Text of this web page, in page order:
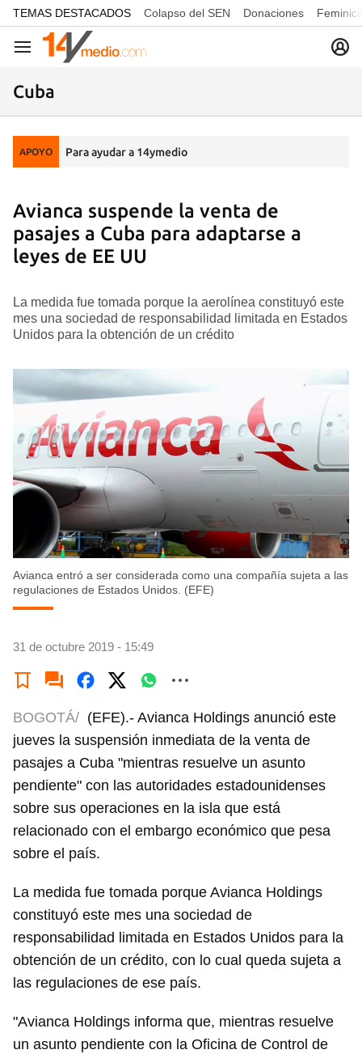
common.go-to-content
TEMAS DESTACADOS Colapso del SEN Donaciones
Navegación
Cuba
APOYO Para ayudar a 14ymedio
Avianca suspende la venta de
pasajes a Cuba para adaptarse a
leyes de EE UU
La medida fue tomada porque la aerolínea constituyó este
mes una sociedad de responsabilidad limitada en Estados
Unidos para la obtención de un crédito
Avianca entró a ser considerada como una compañía sujeta a las
regulaciones de Estados Unidos. (EFE)
31 de octubre 2019 - 15:49
BOGOTÁ/ (EFE).- Avianca Holdings anunció este
jueves la suspensión inmediata de la venta de
pasajes a Cuba "mientras resuelve un asunto
pendiente" con las autoridades estadounidenses
sobre sus operaciones en la isla que está
relacionado con el embargo económico que pesa
sobre el país.
La medida fue tomada porque Avianca Holdings
constituyó este mes una sociedad de
responsabilidad limitada en Estados Unidos para la
obtención de un crédito, con lo cual queda sujeta a
las regulaciones de ese país.
"Avianca Holdings informa que, mientras resuelve
un asunto pendiente con la Oficina de Control de